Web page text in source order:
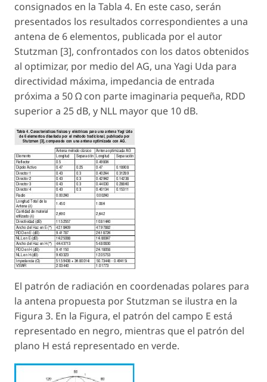
consignados en la Tabla 4. En este caso, serán
presentados los resultados correspondientes a una
antena de 6 elementos, publicada por el autor
Stutzman [3], confrontados con los datos obtenidos
al optimizar, por medio del AG, una Yagi Uda para
directividad máxima, impedancia de entrada
próxima a 50 Ω con parte imaginaria pequeña, RDD
superior a 25 dB, y NLL mayor que 10 dB.
El patrón de radiación en coordenadas polares para
la antena propuesta por Stutzman se ilustra en la
Figura 3. En la Figura, el patrón del campo E está
representado en negro, mientras que el patrón del
plano H está representado en verde.